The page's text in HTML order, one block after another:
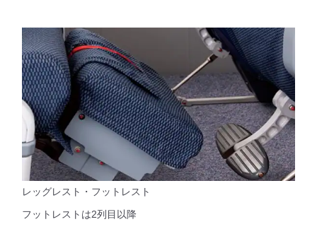
レッグレスト・フットレスト
フットレストは2列目以降